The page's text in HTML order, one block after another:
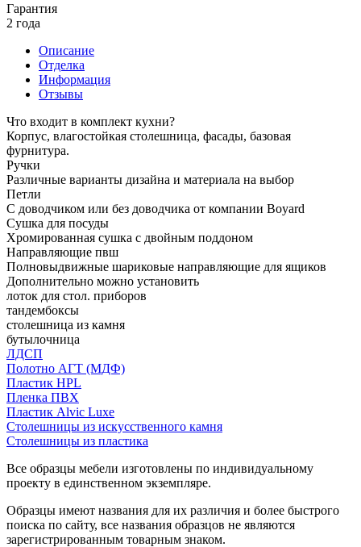
Гарантия
2 года
Описание
Отделка
Информация
Отзывы
Что входит в комплект кухни?
Корпус, влагостойкая столешница, фасады, базовая
фурнитура.
Ручки
Различные варианты дизайна и материала на выбор
Петли
С доводчиком или без доводчика от компании Boyard
Сушка для посуды
Хромированная сушка с двойным поддоном
Направляющие пвш
Полновыдвижные шариковые направляющие для ящиков
Дополнительно можно установить
лоток для стол. приборов
тандембоксы
столешница из камня
бутылочница
ЛДСП
Полотно АГТ (МДФ)
Пластик HPL
Пленка ПВХ
Пластик Alvic Luxe
Столешницы из искусственного камня
Столешницы из пластика
Все образцы мебели изготовлены по индивидуальному
проекту в единственном экземпляре.
Образцы имеют названия для их различия и более быстрого
поиска по сайту, все названия образцов не являются
зарегистрированным товарным знаком.